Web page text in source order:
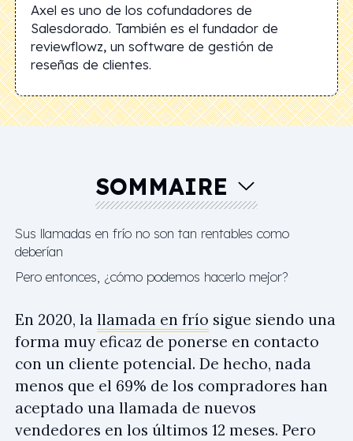
Axel es uno de los cofundadores de
Salesdorado. También es el fundador de
reviewflowz, un software de gestión de
reseñas de clientes.
SOMMAIRE
Sus llamadas en frío no son tan rentables como
deberían
Pero entonces, ¿cómo podemos hacerlo mejor?
En 2020, la llamada en frío sigue siendo una
forma muy eficaz de ponerse en contacto
con un cliente potencial. De hecho, nada
menos que el 69% de los compradores han
aceptado una llamada de nuevos
vendedores en los últimos 12 meses. Pero